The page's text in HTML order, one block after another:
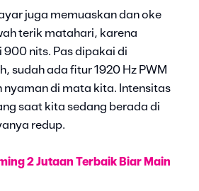
juga memuaskan dan oke
terik matahari, karena
nits. Pas dipakai di
sudah ada fitur 1920 Hz PWM
nyaman di mata kita. Intensitas
saat kita sedang berada di
redup.
2 Jutaan Terbaik Biar Main